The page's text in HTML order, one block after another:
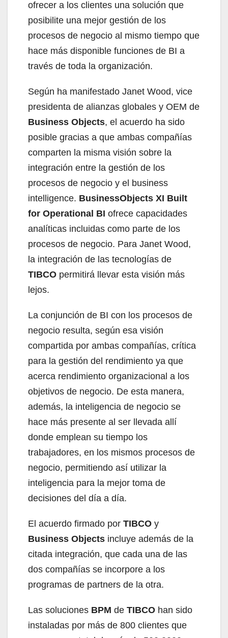
ofrecer a los clientes una solución que
posibilite una mejor gestión de los
procesos de negocio al mismo tiempo que
hace más disponible funciones de BI a
través de toda la organización.
Según ha manifestado Janet Wood, vice
presidenta de alianzas globales y OEM de
Business Objects, el acuerdo ha sido
posible gracias a que ambas compañías
comparten la misma visión sobre la
integración entre la gestión de los
procesos de negocio y el business
intelligence. BusinessObjects XI Built
for Operational BI ofrece capacidades
analíticas incluidas como parte de los
procesos de negocio. Para Janet Wood,
la integración de las tecnologías de
TIBCO permitirá llevar esta visión más
lejos.
La conjunción de BI con los procesos de
negocio resulta, según esa visión
compartida por ambas compañías, crítica
para la gestión del rendimiento ya que
acerca rendimiento organizacional a los
objetivos de negocio. De esta manera,
además, la inteligencia de negocio se
hace más presente al ser llevada allí
donde emplean su tiempo los
trabajadores, en los mismos procesos de
negocio, permitiendo así utilizar la
inteligencia para la mejor toma de
decisiones del día a día.
El acuerdo firmado por TIBCO y
Business Objects incluye además de la
citada integración, que cada una de las
dos compañías se incorpore a los
programas de partners de la otra.
Las soluciones BPM de TIBCO han sido
instaladas por más de 800 clientes que